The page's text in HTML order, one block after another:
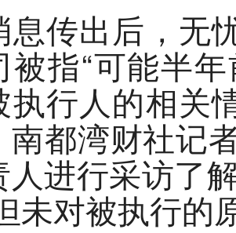
息传出后，无
被指“可能半
执行人的相关
南都湾财社记
人进行采访了
未对被执行的